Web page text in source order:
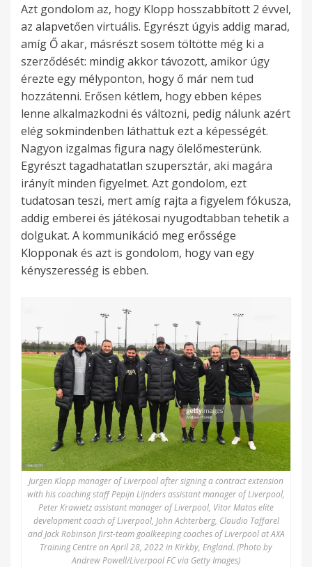
Azt gondolom az, hogy Klopp hosszabbított 2 évvel,
az alapvetően virtuális. Egyrészt úgyis addig marad,
amíg Ő akar, másrészt sosem töltötte még ki a
szerződését: mindig akkor távozott, amikor úgy
érezte egy mélyponton, hogy ő már nem tud
hozzátenni. Erősen kétlem, hogy ebben képes
lenne alkalmazkodni és változni, pedig nálunk azért
elég sokmindenben láthattuk ezt a képességét.
Nagyon izgalmas figura nagy ölelőmesterünk.
Egyrészt tagadhatatlan szupersztár, aki magára
irányít minden figyelmet. Azt gondolom, ezt
tudatosan teszi, mert amíg rajta a figyelem fókusza,
addig emberei és játékosai nyugodtabban tehetik a
dolgukat. A kommunikáció meg erőssége
Klopponak és azt is gondolom, hogy van egy
kényszeresség is ebben.
Jurgen Klopp manager of Liverpool after signing a contract extension
with his coaching staff Pepijn Lijnders assistant manager of Liverpool,
Peter Krawietz assistant manager of Liverpool, Vitor Matos elite
development coach of Liverpool, John Achterberg, Claudio Taffarel
and Jack Robinson first-team goalkeeping coaches of Liverpool at AXA
Training Centre on April 28, 2022 in Kirkby, England. (Photo by
Andrew Powell/Liverpool FC via Getty Images)